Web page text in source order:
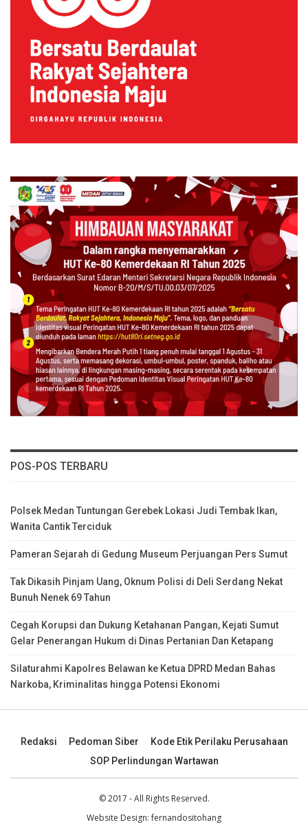
POS-POS TERBARU
Polsek Medan Tuntungan Gerebek Lokasi Judi Tembak Ikan,
Wanita Cantik Terciduk
Pameran Sejarah di Gedung Museum Perjuangan Pers Sumut
Tak Dikasih Pinjam Uang, Oknum Polisi di Deli Serdang Nekat
Bunuh Nenek 69 Tahun
Cegah Korupsi dan Dukung Ketahanan Pangan, Kejati Sumut
Gelar Penerangan Hukum di Dinas Pertanian Dan Ketapang
Silaturahmi Kapolres Belawan ke Ketua DPRD Medan Bahas
Narkoba, Kriminalitas hingga Potensi Ekonomi
Redaksi Pedoman Siber
Kode Etik Perilaku Perusahaan
SOP Perlindungan Wartawan
© 2017 - All Rights Reserved.
Website Design:fernandositohang